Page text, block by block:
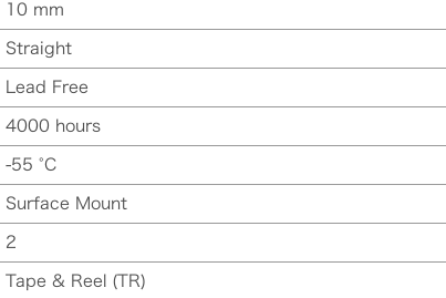
10 mm
Straight
Lead Free
4000 hours
-55 °C
Surface Mount
2
Tape & Reel (TR)